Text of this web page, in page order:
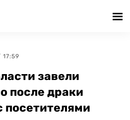
17:59
завели
после драки
посетителями